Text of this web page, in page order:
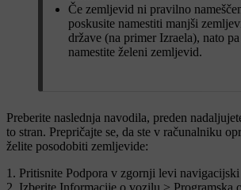
Če zemljevid ni pravilno
poskusite namestiti manjši
države (na primer Izraela), nato
namestite želeni zemljevid.
Preberite naslednja navodila, preden
to stran. Prepričajte se, da ste v računalniku
želite posodobiti zemljevide:
Pritisnite Podpora v zgornji levi
Izberite Informacije o vozilu > Programska